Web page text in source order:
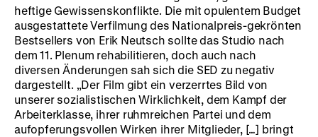
heftige Gewissenskonflikte. Die mit opulentem Budget
ausgestattete Verfilmung des Nationalpreis-gekrönten
Bestsellers von Erik Neutsch sollte das Studio nach
dem 11. Plenum rehabilitieren, doch auch nach
diversen Änderungen sah sich die SED zu negativ
dargestellt. „Der Film gibt ein verzerrtes Bild von
unserer sozialistischen Wirklichkeit, dem Kampf der
Arbeiterklasse, ihrer ruhmreichen Partei und dem
aufopferungsvollen Wirken ihrer Mitglieder, […] bringt